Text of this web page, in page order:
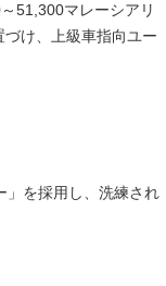
51,300マレーシアリ
け、上級車指向ユー
」を採用し、洗練され